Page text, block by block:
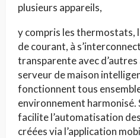
plusieurs appareils,
y compris les thermostats,
de courant, à
transparente avec
serveur de maison
fonctionnent tous
environnement
facilite l’automatisation
créées via l’application